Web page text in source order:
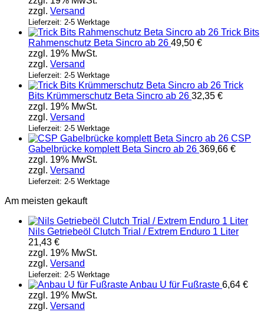
Optionen
können
Produktseite
gewählt
werden
zzgl. Versand
Lieferzeit: 2-5 Werktage
Trick Bits
Rahmenschutz Beta Sincro ab 26 49,50 €
zzgl. 19% MwSt.
zzgl. Versand
Lieferzeit: 2-5 Werktage
Trick
Bits Krümmerschutz Beta Sincro ab 26 32,35 €
zzgl. 19% MwSt.
zzgl. Versand
Lieferzeit: 2-5 Werktage
CSP
Gabelbrücke komplett Beta Sincro ab 26 369,66 €
zzgl. 19% MwSt.
zzgl. Versand
Lieferzeit: 2-5 Werktage
Am meisten gekauft
Nils Getriebeöl Clutch Trial / Extrem Enduro 1 Liter
21,43 €
zzgl. 19% MwSt.
zzgl. Versand
Lieferzeit: 2-5 Werktage
Anbau U für Fußraste 6,64 €
zzgl. 19% MwSt.
zzgl. Versand